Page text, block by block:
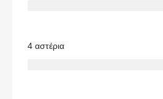
4 αστέρια